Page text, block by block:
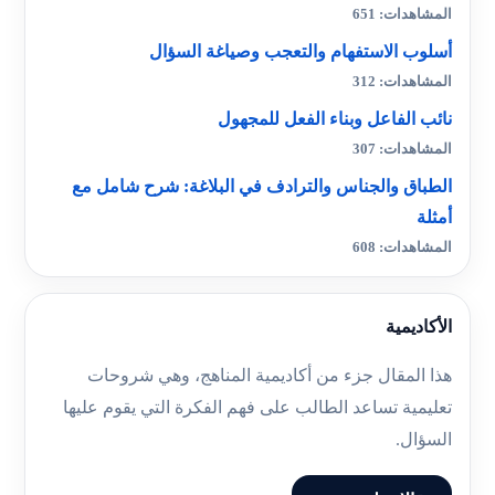
المشاهدات: 651
أسلوب الاستفهام والتعجب وصياغة السؤال
المشاهدات: 312
نائب الفاعل وبناء الفعل للمجهول
المشاهدات: 307
الطباق والجناس والترادف في البلاغة: شرح شامل مع
أمثلة
المشاهدات: 608
الأكاديمية
هذا المقال جزء من أكاديمية المناهج، وهي شروحات
تعليمية تساعد الطالب على فهم الفكرة التي يقوم عليها
السؤال.